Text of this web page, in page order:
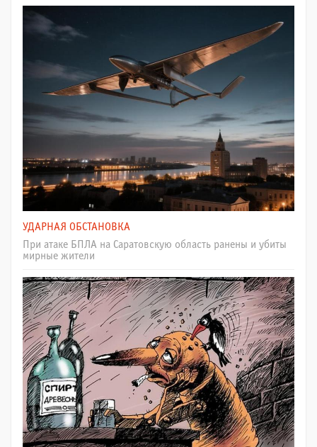
УДАРНАЯ ОБСТАНОВКА
При атаке БПЛА на Саратовскую область ранены и убиты
мирные жители